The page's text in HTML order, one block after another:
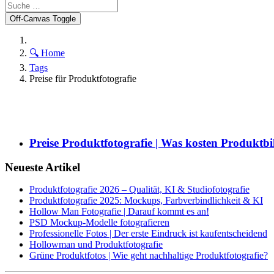
Off-Canvas Toggle
🔍 Home
Tags
Preise für Produktfotografie
Preise Produktfotografie | Was kosten
Neueste Artikel
Produktfotografie 2026 – Qualität, KI & Studiofotografie
Produktfotografie 2025: Mockups, Farbverbindlichkeit & KI
Hollow Man Fotografie | Darauf kommt es an!
PSD Mockup-Modelle fotografieren
Professionelle Fotos | Der erste Eindruck ist kaufentscheidend
Hollowman und Produktfotografie
Grüne Produktfotos | Wie geht nachhaltige Produktfotografie?